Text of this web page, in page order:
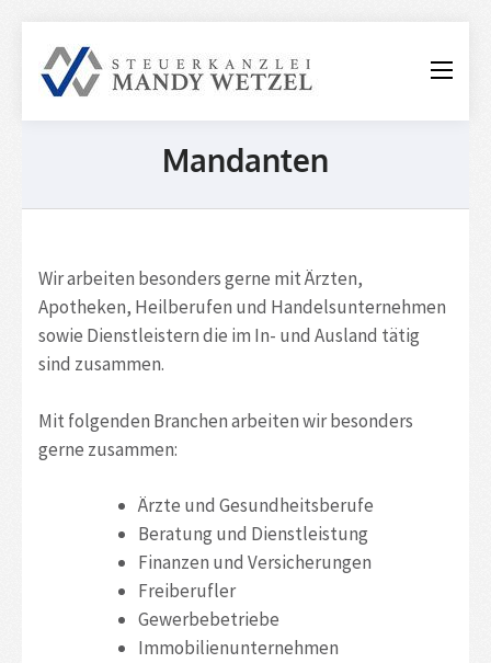
Steuerkanzlei
Mandanten
Wir arbeiten besonders gerne mit Ärzten,
Apotheken, Heilberufen und Handelsunternehmen
sowie Dienstleistern die im In- und Ausland tätig
sind zusammen.
Mit folgenden Branchen arbeiten wir besonders
gerne zusammen:
Ärzte und Gesundheitsberufe
Beratung und Dienstleistung
Finanzen und Versicherungen
Freiberufler
Gewerbebetriebe
Immobilienunternehmen